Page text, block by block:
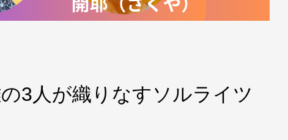
3人が織りなすソルライツ